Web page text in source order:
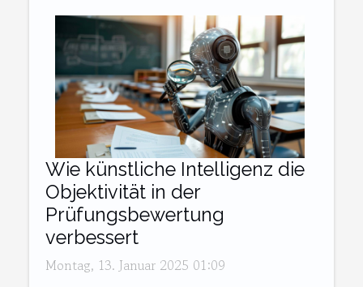
Wie künstliche Intelligenz die
Objektivität in der
Prüfungsbewertung
verbessert
Montag, 13. Januar 2025 01:09